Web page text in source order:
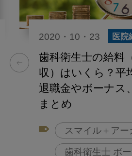
2020・10・23 医院
歯科衛生士の給料
収）はいくら？平
退職金やボーナス
まとめ
スマイル＋アー
歯科衛生士 ボ